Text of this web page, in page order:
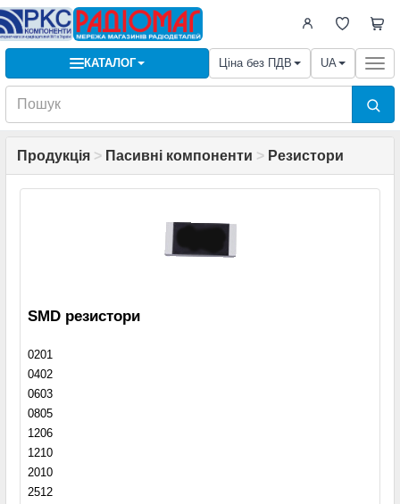
КАТАЛОГ Ціна без ПДВ UA
Продукція > Пасивні компоненти > Резистори
SMD резистори
0201
0402
0603
0805
1206
1210
2010
2512